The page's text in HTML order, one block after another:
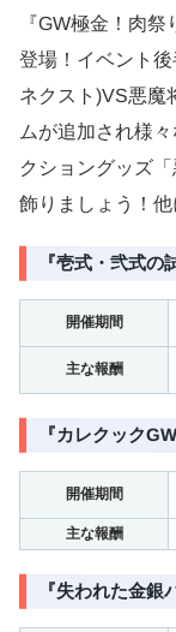
『GW極金！肉
登場！イベント
ネクスト)VS悪魔
ムが追加され様
クショングッズ
飾りましょう！他
『壱式・弐式の
開催期間
主な報酬
『カレクック
開催期間
主な報酬
『失われた金銀